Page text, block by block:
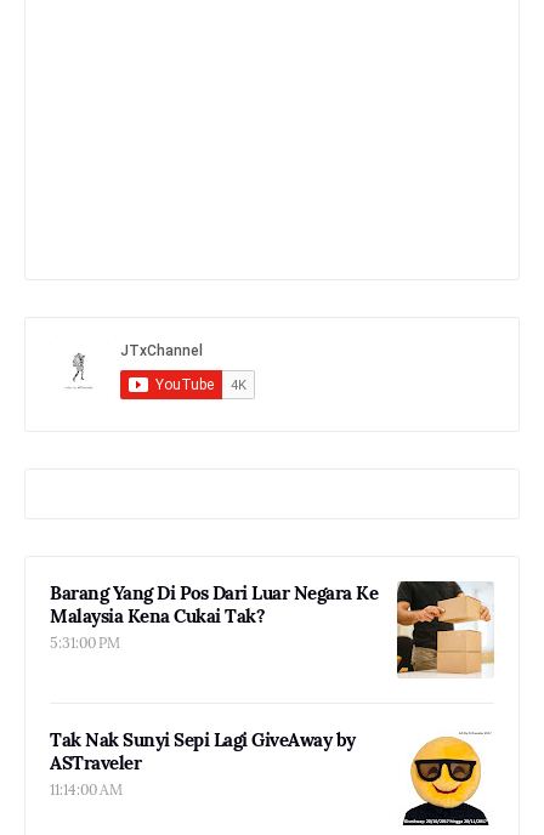
Barang Yang Di Pos Dari Luar Negara Ke
Malaysia Kena Cukai Tak?
5:31:00 PM
Tak Nak Sunyi Sepi Lagi GiveAway by
ASTraveler
11:14:00 AM